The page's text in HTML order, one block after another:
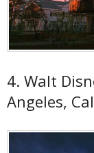
4. Walt
Angeles,